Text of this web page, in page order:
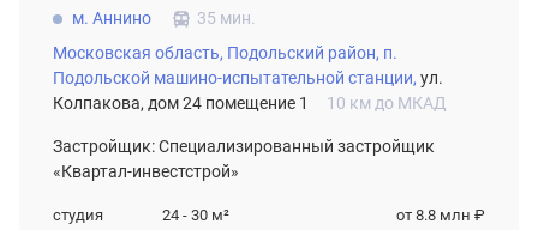
м. Аннино
35 мин.
Московская область, Подольский район, п.
Подольской машино-испытательной станции, ул.
Колпакова, дом 24 помещение 1
10 км до МКАД
Застройщик: Специализированный застройщик
«Квартал-инвестстрой»
студия 24 - 30 м²
от 8.8 млн ₽